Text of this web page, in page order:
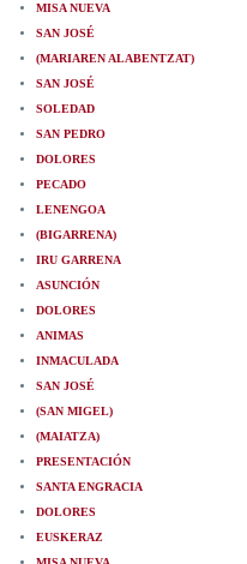
MISA NUEVA
SAN JOSÉ
(MARIAREN ALABENTZAT)
SAN JOSÉ
SOLEDAD
SAN PEDRO
DOLORES
PECADO
LENENGOA
(BIGARRENA)
IRU GARRENA
ASUNCIÓN
DOLORES
ANIMAS
INMACULADA
SAN JOSÉ
(SAN MIGEL)
(MAIATZA)
PRESENTACIÓN
SANTA ENGRACIA
DOLORES
EUSKERAZ